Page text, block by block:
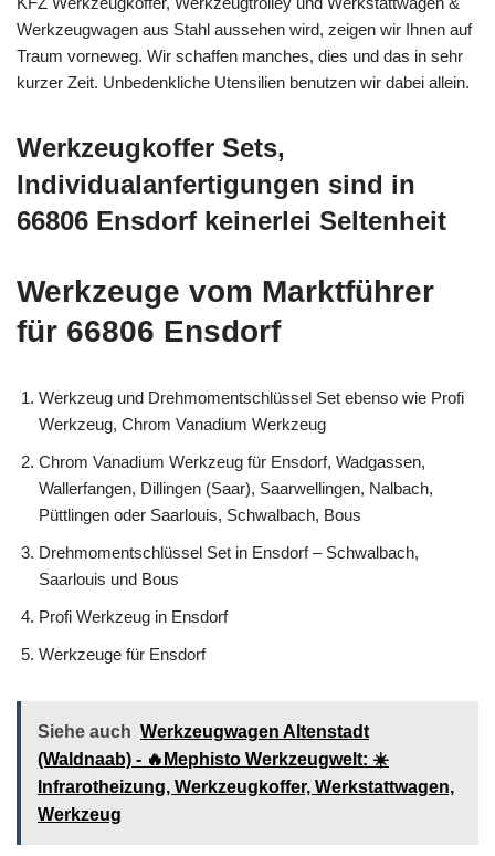
Werkzeugwagen aus Stahl aussehen wird, zeigen wir Ihnen auf
Traum vorneweg. Wir schaffen manches, dies und das in sehr
kurzer Zeit. Unbedenkliche Utensilien benutzen wir dabei allein.
Werkzeugkoffer Sets,
Individualanfertigungen sind in
66806 Ensdorf keinerlei Seltenheit
Werkzeuge vom Marktführer
für 66806 Ensdorf
Werkzeug und Drehmomentschlüssel Set ebenso wie Profi
Werkzeug, Chrom Vanadium Werkzeug
Chrom Vanadium Werkzeug für Ensdorf, Wadgassen,
Wallerfangen, Dillingen (Saar), Saarwellingen, Nalbach,
Püttlingen oder Saarlouis, Schwalbach, Bous
Drehmomentschlüssel Set in Ensdorf – Schwalbach,
Saarlouis und Bous
Profi Werkzeug in Ensdorf
Werkzeuge für Ensdorf
Siehe auch Werkzeugwagen Altenstadt
(Waldnaab) - 🔥Mephisto Werkzeugwelt: ☀️
Infrarotheizung, Werkzeugkoffer, Werkstattwagen,
Werkzeug